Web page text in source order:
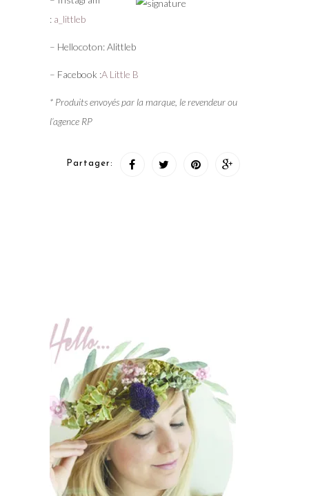
: a_littleb
– Hellocoton: Alittleb
– Facebook :A Little B
* Produits envoyés par la marque, le revendeur ou
l’agence RP
Partager: